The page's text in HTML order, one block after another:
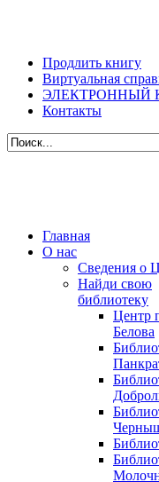
Продлить книгу
Виртуальная
ЭЛЕКТРОННЫЙ
Контакты
Главная
О нас
Сведения о
Найди свою
библиотеку
Центр
Белова